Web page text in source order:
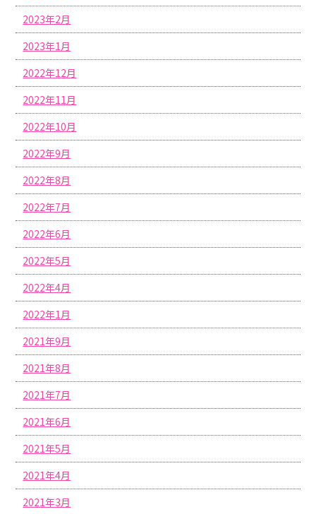
2023年2月
2023年1月
2022年12月
2022年11月
2022年10月
2022年9月
2022年8月
2022年7月
2022年6月
2022年5月
2022年4月
2022年1月
2021年9月
2021年8月
2021年7月
2021年6月
2021年5月
2021年4月
2021年3月